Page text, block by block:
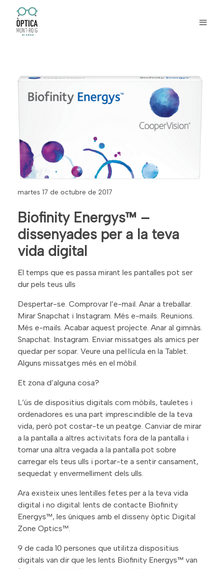
martes 17 de octubre de 2017
Biofinity Energys™ –
dissenyades per a la teva
vida digital
El temps que es passa mirant les pantalles pot ser
dur pels teus ulls
Despertar-se. Comprovar l’e-mail. Anar a treballar.
Mirar Snapchat i Instagram. Més e-mails. Reunions.
Més e-mails. Acabar aquest projecte. Anar al gimnàs.
Snapchat. Instagram. Enviar missatges als amics per
quedar per sopar. Veure una pel·lícula en la Tablet.
Alguns missatges més en el mòbil.
Et zona d’alguna cosa?
L’ús de dispositius digitals com mòbils, tauletes i
ordenadores es una part imprescindible de la teva
vida, però pot costar-te un peatge. Canviar de mirar
a la pantalla a altres activitats fora de la pantalla i
tornar una altra vegada a la pantalla pot sobre
carregar els teus ulls i portar-te a sentir cansament,
sequedat y envermelliment dels ulls.
Ara existeix unes lentilles fetes per a la teva vida
digital i no digital: lents de contacte Biofinity
Energys™, les úniques amb el disseny òptic Digital
Zone Optics™.
9 de cada 10 persones que utilitza dispositius
digitals van dir que les lents Biofinity Energys™ van